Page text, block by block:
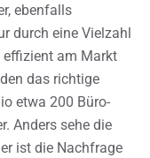
ebenfalls
durch eine Vielzahl
am Markt
das richtige
etwa 200 Büro-
Anders sehe die
ist die Nachfrage